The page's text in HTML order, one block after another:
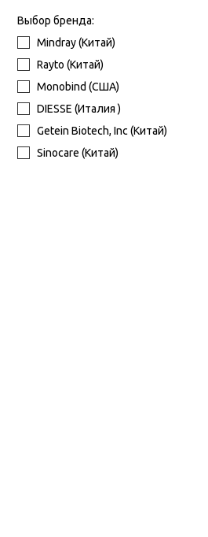
Выбор бренда:
Mindray (Китай)
Rayto (Китай)
Monobind (США)
DIESSE (Италия )
Getein Biotech, Inc (Китай)
Sinocare (Китай)